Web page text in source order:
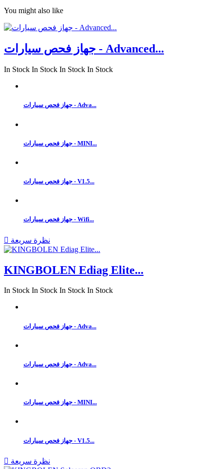
You might also like
جهاز فحص سيارات - Advanced...
In Stock In Stock In Stock In Stock
جهاز فحص سيارات - Adva...
جهاز فحص سيارات - MINI...
جهاز فحص سيارات - V1.5...
جهاز فحص سيارات - Wifi...
 نظرة سريعة
KINGBOLEN Ediag Elite...
In Stock In Stock In Stock In Stock
جهاز فحص سيارات - Adva...
جهاز فحص سيارات - Adva...
جهاز فحص سيارات - MINI...
جهاز فحص سيارات - V1.5...
 نظرة سريعة